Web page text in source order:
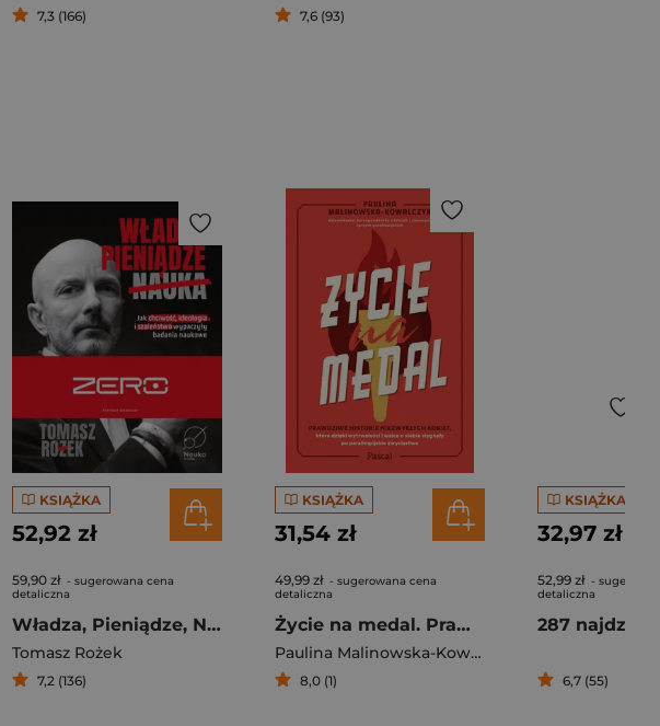
7,3 (166) 7,6 (93)
KSIĄŻKA
52,92 zł
59,90 zł - sugerowana cena
detaliczna
Władza, Pieniądze, Nauka. Jak chciwość, ideologia i szaleństwo wypaczyły badania naukowe
Tomasz Rożek
7,2 (136)
KSIĄŻKA
31,54 zł
49,99 zł - sugerowana cena
detaliczna
Życie na medal. Prawdziwe historie niezwykłych kobiet, które dzięki wytrwałości i walce o siebie sięgnęły po paralimpijskie zwycięstwo
Paulina Malinowska-Kowalczyk
8,0 (1)
KSIĄŻKA
32,97 zł
52,99 zł -
detaliczna
6,7 (55)